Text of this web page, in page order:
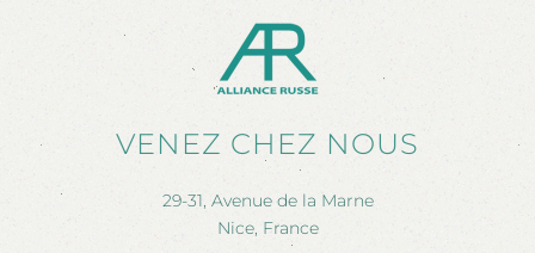
VENEZ CHEZ NOUS
29-31, Avenue de la Marne
Nice, France